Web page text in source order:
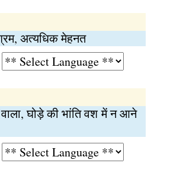
अत्यधिक मेहनत
घोड़े की भांति वश में न आने